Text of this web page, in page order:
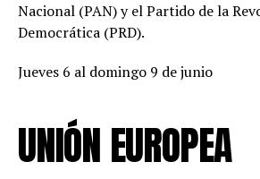
Nacional (PAN) y el Partido de la
Democrática (PRD).
Jueves 6 al domingo 9 de junio
UNIÓN EUROPEA